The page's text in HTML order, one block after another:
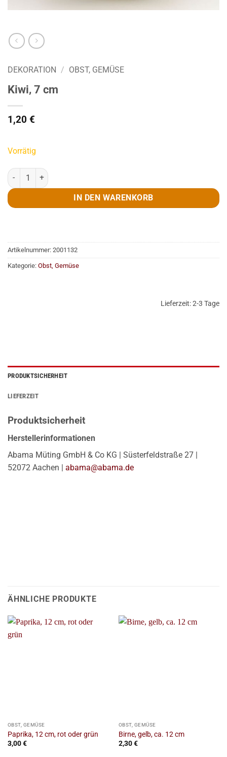
DEKORATION / OBST, GEMÜSE
Kiwi, 7 cm
1,20 €
Vorrätig
Kiwi, 7 cm Menge
IN DEN WARENKORB
Artikelnummer: 2001132
Kategorie: Obst, Gemüse
Lieferzeit:2-3 Tage
PRODUKTSICHERHEIT
LIEFERZEIT
Produktsicherheit
Herstellerinformationen
Abama Müting GmbH & Co KG | Süsterfeldstraße 27 |
52072 Aachen | abama@abama.de
ÄHNLICHE PRODUKTE
OBST, GEMÜSE
Paprika, 12 cm, rot oder grün
3,00€
OBST, GEMÜSE
Birne, gelb, ca. 12 cm
2,30€